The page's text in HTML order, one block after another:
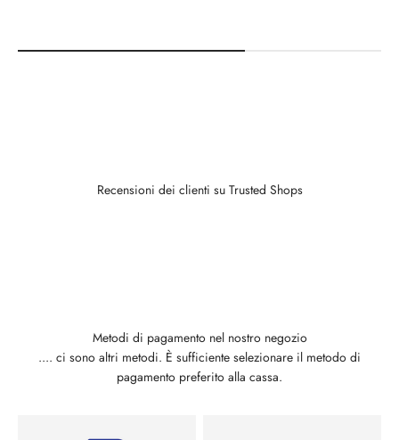
Recensioni dei clienti su Trusted Shops
Metodi di pagamento nel nostro negozio
.... ci sono altri metodi. È sufficiente selezionare il metodo di
pagamento preferito alla cassa.